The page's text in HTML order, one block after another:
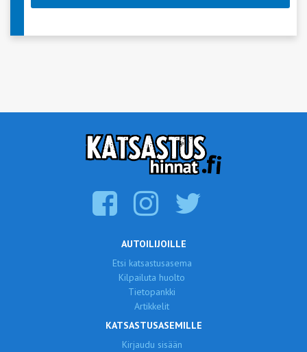
AUTOILIJOILLE
Etsi katsastusasema
Kilpailuta huolto
Tietopankki
Artikkelit
KATSASTUSASEMILLE
Kirjaudu sisään